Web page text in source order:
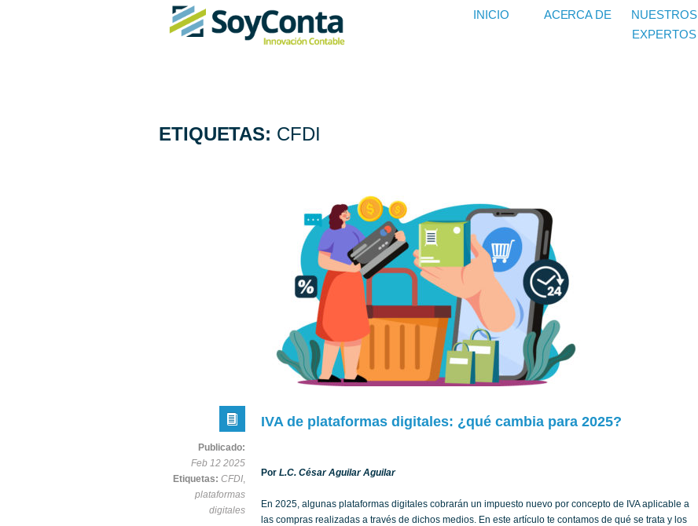
INICIO ACERCA DE
NUESTROS
EXPERTOS
ETIQUETAS: CFDI
IVA de plataformas digitales: ¿qué cambia para 2025?
Por L.C. César Aguilar Aguilar
En 2025, algunas plataformas digitales cobrarán un impuesto nuevo por concepto de IVA aplicable a
las compras realizadas a través de dichos medios. En este artículo te contamos de qué se trata y los
Publicado:
Feb 12 2025
Etiquetas: CFDI,
plataformas
digitales